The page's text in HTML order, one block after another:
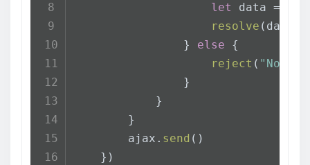
let
data =
resolve (data)
                }
else {
reject ( "Not
                }
            }
        }
        ajax.
send ()
    })